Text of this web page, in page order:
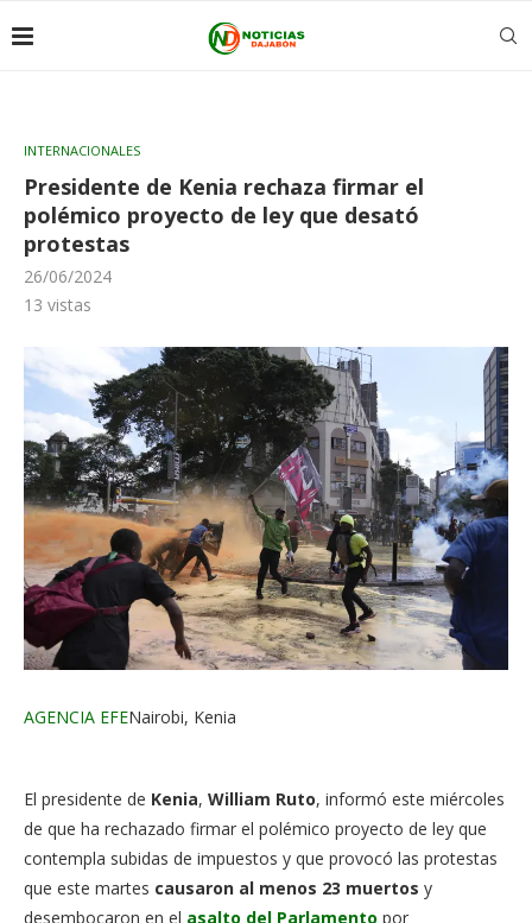
INTERNACIONALES
Presidente de Kenia rechaza firmar el
polémico proyecto de ley que desató
protestas
26/06/2024
13 vistas
AGENCIA EFENairobi, Kenia
El presidente de Kenia, William Ruto, informó este miércoles
de que ha rechazado firmar el polémico proyecto de ley que
contempla subidas de impuestos y que provocó las protestas
que este martes causaron al menos 23 muertos y
desembocaron en el asalto del Parlamento por